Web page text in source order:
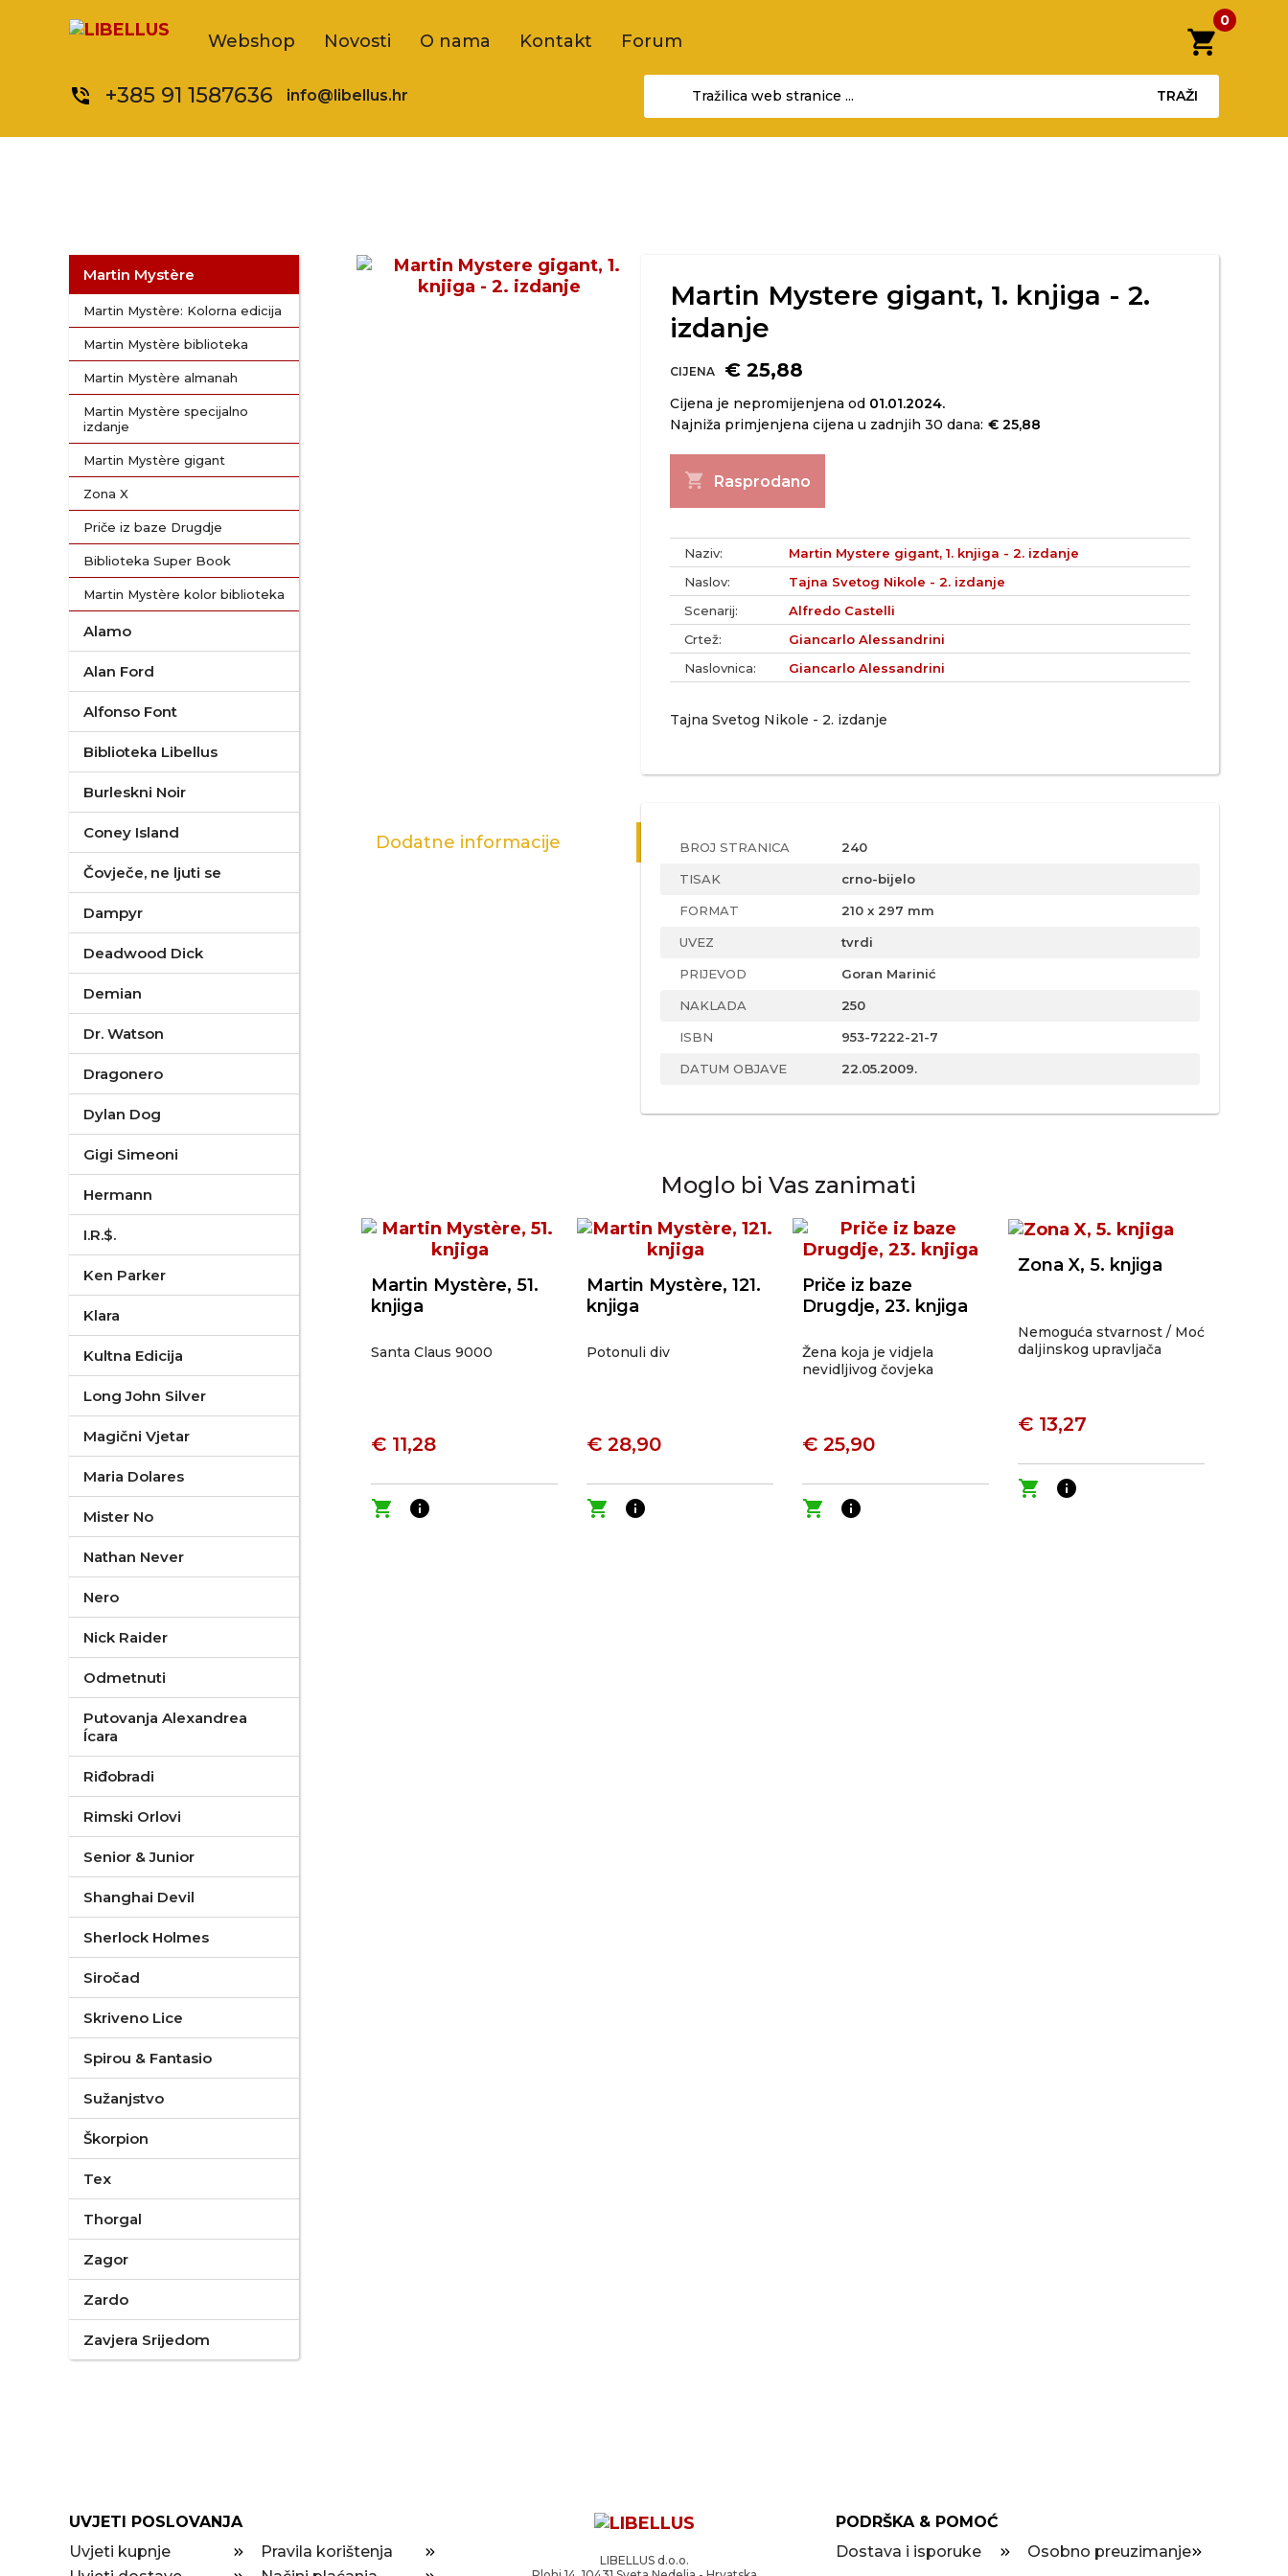
Webshop Novosti O nama Kontakt Forum shopping_cart
0
phone_in_talk +385 91 1587636 info@libellus.hr TRAŽI
Martin Mystère
Martin Mystère: Kolorna edicija
Martin Mystère biblioteka
Martin Mystère almanah
Martin Mystère specijalno
izdanje
Martin Mystère gigant
Zona X
Priče iz baze Drugdje
Biblioteka Super Book
Martin Mystère kolor biblioteka
Alamo
Alan Ford
Alfonso Font
Biblioteka Libellus
Burleskni Noir
Coney Island
Čovječe, ne ljuti se
Dampyr
Deadwood Dick
Demian
Dr. Watson
Dragonero
Dylan Dog
Gigi Simeoni
Hermann
I.R.$.
Ken Parker
Klara
Kultna Edicija
Long John Silver
Magični Vjetar
Maria Dolares
Mister No
Nathan Never
Nero
Nick Raider
Odmetnuti
Putovanja Alexandrea
Ícara
Riđobradi
Rimski Orlovi
Senior & Junior
Shanghai Devil
Sherlock Holmes
Siročad
Skriveno Lice
Spirou & Fantasio
Sužanjstvo
Škorpion
Tex
Thorgal
Zagor
Zardo
Zavjera Srijedom
Martin Mystere gigant, 1. knjiga - 2.
izdanje
CIJENA € 25,88
Cijena je nepromijenjena od 01.01.2024.
Najniža primjenjena cijena u zadnjih 30 dana: € 25,88
shopping_cart Rasprodano
Naziv:
Martin Mystere gigant, 1. knjiga - 2. izdanje
Naslov:
Tajna Svetog Nikole - 2. izdanje
Scenarij:
Alfredo Castelli
Crtež:
Giancarlo Alessandrini
Naslovnica:
Giancarlo Alessandrini
Tajna Svetog Nikole - 2. izdanje
Dodatne informacije BROJ STRANICA 240
TISAK crno-bijelo
FORMAT 210 x 297 mm
UVEZ tvrdi
PRIJEVOD Goran Marinić
NAKLADA 250
ISBN 953-7222-21-7
DATUM OBJAVE 22.05.2009.
Moglo bi Vas zanimati
Martin Mystère, 51.
knjiga
Santa Claus 9000
€ 11,28
shopping_cart info
Martin Mystère, 121.
knjiga
Potonuli div
€ 28,90
shopping_cart info
Priče iz baze
Drugdje, 23. knjiga
Žena koja je vidjela
nevidljivog čovjeka
€ 25,90
shopping_cart info
Zona X, 5. knjiga
Nemoguća stvarnost / Moć
daljinskog upravljača
€ 13,27
shopping_cart info
UVJETI POSLOVANJA
Uvjeti kupnje
Pravila korištenja
LIBELLUS d.o.o.
PODRŠKA & POMOĆ
Dostava i isporuke
Osobno preuzimanje